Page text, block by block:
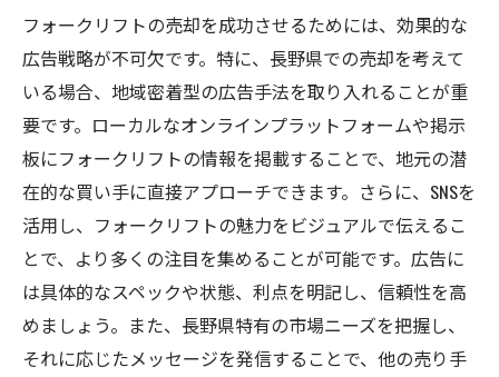
フォークリフトの売却を成功させるためには、効果的な
広告戦略が不可欠です。特に、長野県での売却を考えて
いる場合、地域密着型の広告手法を取り入れることが重
要です。ローカルなオンラインプラットフォームや掲示
板にフォークリフトの情報を掲載することで、地元の潜
在的な買い手に直接アプローチできます。さらに、SNSを
活用し、フォークリフトの魅力をビジュアルで伝えるこ
とで、より多くの注目を集めることが可能です。広告に
は具体的なスペックや状態、利点を明記し、信頼性を高
めましょう。また、長野県特有の市場ニーズを把握し、
それに応じたメッセージを発信することで、他の売り手